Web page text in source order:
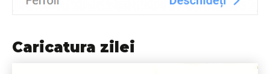
Caricatura zilei